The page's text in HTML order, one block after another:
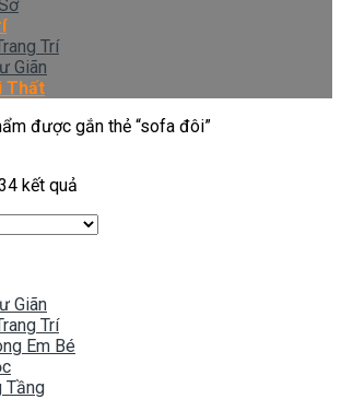
Trí
Giãn
Thất
được gắn thẻ “sofa đôi”
kết quả
Giãn
Trí
Em Bé
Tầng